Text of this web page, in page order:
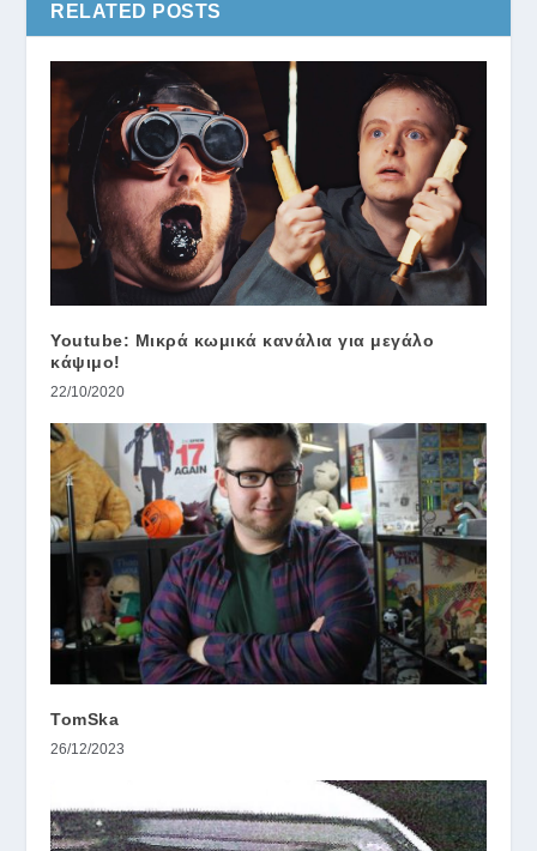
RELATED POSTS
Youtube: Μικρά κωμικά κανάλια για μεγάλο
κάψιμο!
22/10/2020
TomSka
26/12/2023